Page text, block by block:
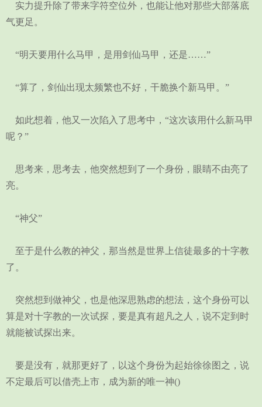
实力提升除了带来字符空位外，也能让他对那些大部落底
气更足。
“明天要用什么马甲，是用剑仙马甲，还是……”
“算了，剑仙出现太频繁也不好，干脆换个新马甲。”
如此想着，他又一次陷入了思考中，“这次该用什么新马甲
呢？”
思考来，思考去，他突然想到了一个身份，眼睛不由亮了
亮。
“神父”
至于是什么教的神父，那当然是世界上信徒最多的十字教
了。
突然想到做神父，也是他深思熟虑的想法，这个身份可以
算是对十字教的一次试探，要是真有超凡之人，说不定到时
就能被试探出来。
要是没有，就那更好了，以这个身份为起始徐徐图之，说
不定最后可以借壳上市，成为新的唯一神()